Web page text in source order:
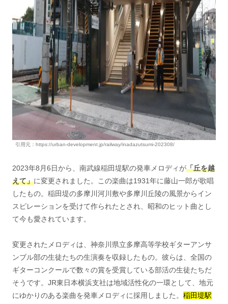
引用元：https://urban-development.jp/railway/inadazutsumi-202308/
2023年8月6日から、南武線稲田堤駅の発車メロディが「丘を越
えて」に変更されました。この楽曲は1931年に藤山一郎が歌唱
したもの。稲田堤の多摩川河川敷や多摩川丘陵の風景からイン
スピレーションを受けて作られたとされ、昭和のヒット曲とし
て今も愛されています。
変更されたメロディは、神奈川県立多摩高等学校ギターアンサ
ンブル部の生徒たちの生演奏を収録したもの。彼らは、全国の
ギターコンクールで数々の賞を受賞している部活の生徒たちだ
そうです。JR東日本横浜支社は地域活性化の一環として、地元
にゆかりのある楽曲を発車メロディに採用しました。 稲田堤駅